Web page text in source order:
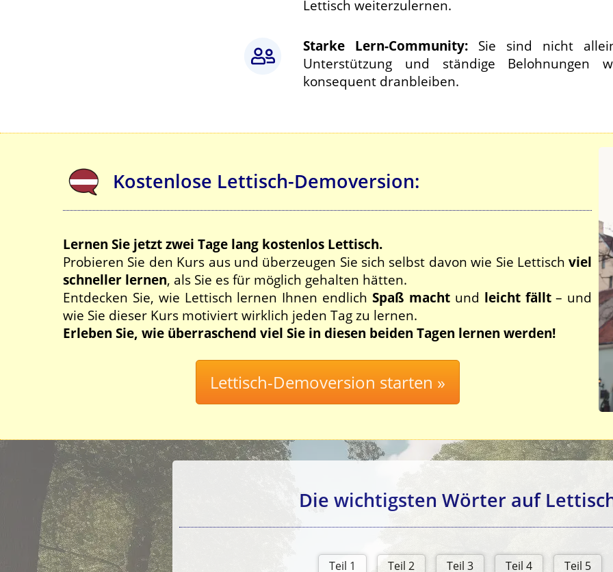
Lettisch weiterzulernen.
Starke Lern-Community: Sie sind nicht
Unterstützung und ständige Belohnungen
konsequent dranbleiben.
Kostenlose Lettisch-Demoversion:
Lernen Sie jetzt zwei Tage lang kostenlos Lettisch.
Probieren Sie den Kurs aus und überzeugen Sie sich selbst davon wie Sie Lettischviel
schneller lernen, als Sie es für möglich gehalten hätten.
Entdecken Sie, wie Lettisch lernen Ihnen endlichSpaß machtund leicht fällt– und
wie Sie dieser Kurs motiviert wirklich jeden Tag zu lernen.
Erleben Sie, wie überraschend viel Sie in diesen beiden Tagen lernen werden!
Die wichtigsten Wörter auf